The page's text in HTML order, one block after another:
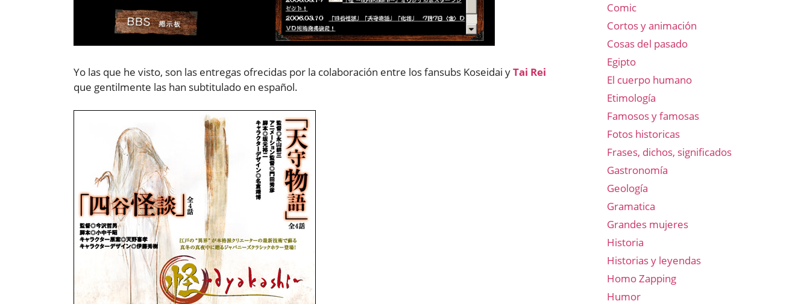
Yo las que he visto, son las entregas ofrecidas por la colaboración entre los fansubs Koseidai yTai Rei
que gentilmente las han subtitulado en español.
Comic
Cortos y animación
Cosas del pasado
Egipto
El cuerpo humano
Etimología
Famosos y famosas
Fotos historicas
Frases, dichos, significados
Gastronomía
Geología
Gramatica
Grandes mujeres
Historia
Historias y leyendas
Homo Zapping
Humor